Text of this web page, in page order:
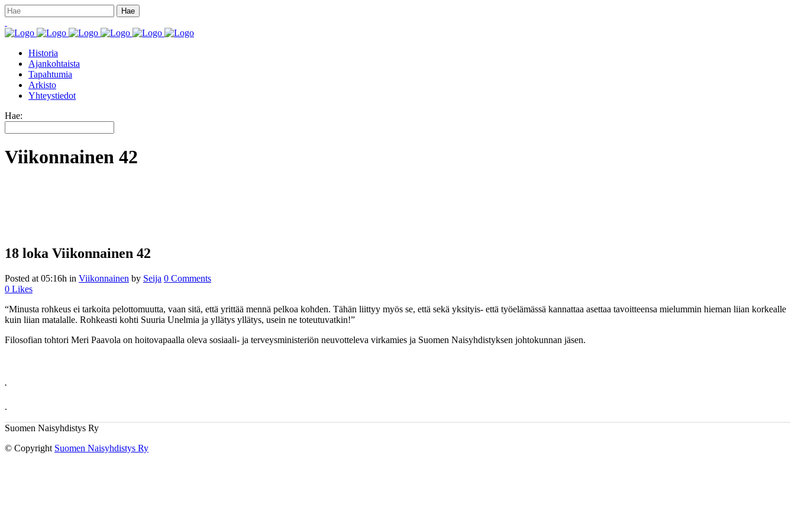
Historia
Ajankohtaista
Tapahtumia
Arkisto
Yhteystiedot
Hae:
Viikonnainen 42
18 loka Viikonnainen 42
Posted at 05:16h in Viikonnainen by Seija 0 Comments
0 Likes
“Minusta rohkeus ei tarkoita pelottomuutta, vaan sitä, että yrittää mennä pelkoa kohden. Tähän liittyy myös se, että sekä yksityis- että työelämässä kannattaa asettaa tavoitteensa mielummin hieman liian korkealle
kuin liian matalalle. Rohkeasti kohti Suuria Unelmia ja yllätys yllätys, usein ne toteutuvatkin!”
Filosofian tohtori Meri Paavola on hoitovapaalla oleva sosiaali- ja terveysministeriön neuvotteleva virkamies ja Suomen Naisyhdistyksen johtokunnan jäsen.
.
.
Suomen Naisyhdistys Ry
© Copyright Suomen Naisyhdistys Ry